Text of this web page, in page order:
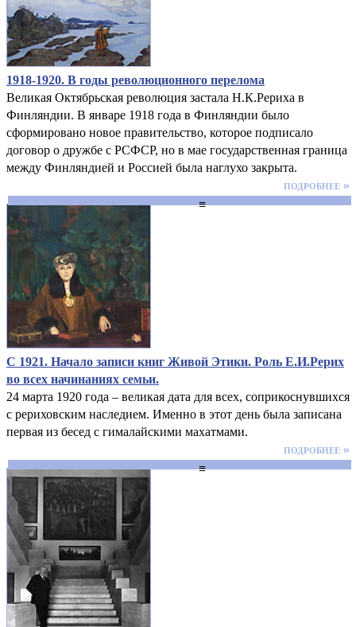
1918-1920. В годы революционного перелома
Великая Октябрьская революция застала Н.К.Рериха в
Финляндии. В январе 1918 года в Финляндии было
сформировано новое правительство, которое подписало
договор о дружбе с РСФСР, но в мае государственная граница
между Финляндией и Россией была наглухо закрыта.
подробнее »
≡
С 1921. Начало записи книг Живой Этики. Роль Е.И.Рерих
во всех начинаниях семьи.
24 марта 1920 года – великая дата для всех, соприкоснувшихся
с рериховским наследием. Именно в этот день была записана
первая из бесед с гималайскими махатмами.
подробнее »
≡